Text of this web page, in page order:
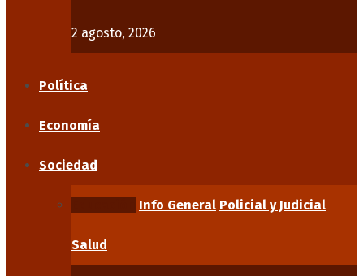
2 agosto, 2026
Política
Economía
Sociedad
Info General Policial y Judicial
Salud